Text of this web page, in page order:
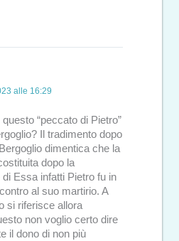
alle 16:29
“peccato di Pietro”
Il tradimento dopo
dimentica che la
dopo la
Essa infatti Pietro fu in
al suo martirio. A
si riferisce allora
non voglio certo dire
il dono di non più